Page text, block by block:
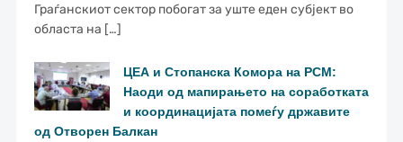
Граѓанскиот сектор побогат за уште еден субјект во
областа на […]
ЦЕА и Стопанска Комора на РСМ:
Наоди од мапирањето на соработката
и координацијата помеѓу државите
од Отворен Балкан